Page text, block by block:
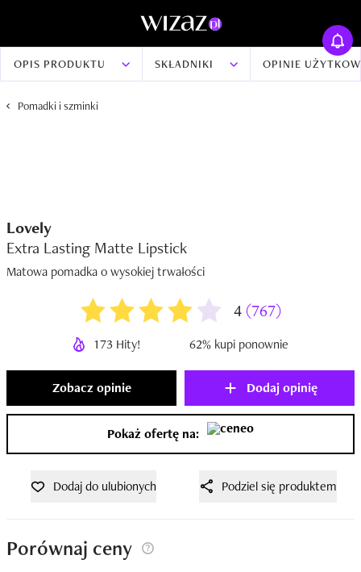
OPIS PRODUKTU SKŁADNIKI OPINIE
Pomadki i szminki
Lovely
Extra Lasting Matte Lipstick
Matowa pomadka o wysokiej trwałości
4(767)
173 Hity! 62% kupi ponownie
Zobacz opinie Dodaj opinię
Pokaż ofertę na:
Dodaj do ulubionych Podziel się produktem
Porównaj ceny